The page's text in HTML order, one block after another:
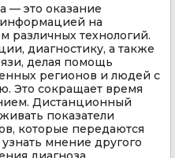
— это оказание
на
различных технологий.
диагностику, а также
делая помощь
регионов и людей с
Это сокращает время
Дистанционный
показатели
которые передаются
мнение другого